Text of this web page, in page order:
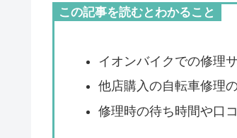
この記事を読むとわかること
イオンバイクでの修理
他店購入の自転車修理
修理時の待ち時間や口